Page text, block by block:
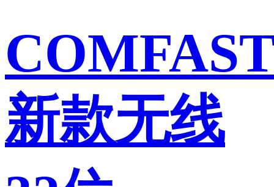
新款无线